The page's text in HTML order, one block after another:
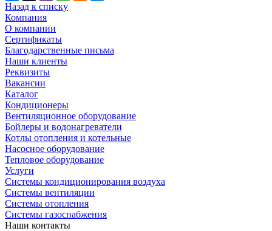
Назад к списку
Компания
О компании
Сертификаты
Благодарственные письма
Наши клиенты
Реквизиты
Вакансии
Каталог
Кондиционеры
Вентиляционное оборудование
Бойлеры и водонагреватели
Котлы отопления и котельные
Насосное оборудование
Тепловое оборудование
Услуги
Системы кондиционирования воздуха
Системы вентиляции
Системы отопления
Системы газоснабжения
Наши контакты